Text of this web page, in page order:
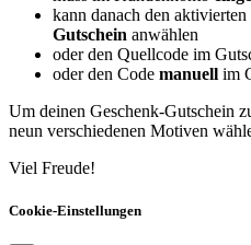
kann danach den
Gutschein anwählen
oder den Quellcode im
oder den Code manuell im
Um deinen Geschenk-Gutschein
neun verschiedenen Motiven
Viel Freude!
Cookie-Einstellungen